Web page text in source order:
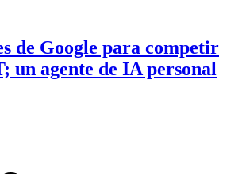
de Google para competir
un agente de IA personal